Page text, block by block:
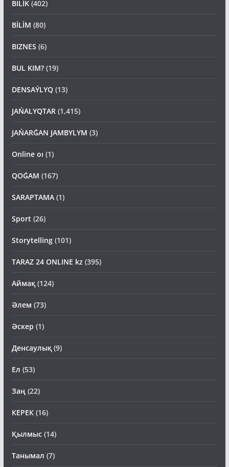
BILİK(402)
BİLİM (80)
BIZNES (6)
BUL KIM?(19)
DENSAÝLYQ(13)
JAŃALYQTAR(1,415)
JAŃARǴAN JAMBYLYM (3)
Online oı (1)
QOǴAM (167)
SARAPTAMA(1)
Sport (26)
Storytelling(101)
TARAZ 24 ONLINE kz(395)
Аймақ(124)
Әлем (73)
Әскер (1)
Денсаулық(9)
Ел (53)
Заң(22)
КЕРЕК(16)
Қылмыс(14)
Танымал (7)